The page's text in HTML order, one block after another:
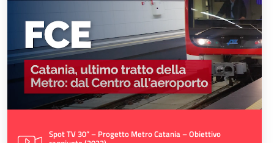
Spot TV 30” – Progetto Metro Catania – Obiettivo